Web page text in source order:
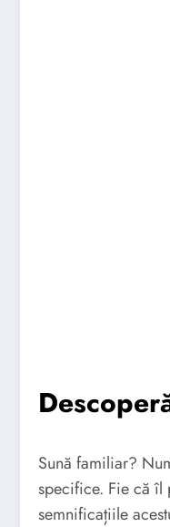
Sună familiar?
specifice. Fie că îl
semnificațiile